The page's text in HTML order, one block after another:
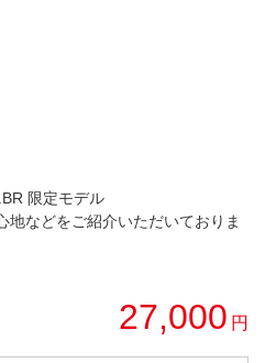
限定モデル
地などをご紹介いただいておりま
27,000 円